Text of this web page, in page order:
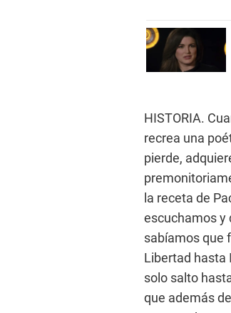
HISTORIA.
recrea una
pierde,
la receta de
escuchamos y
sabíamos que
Libertad hasta
solo salto
que además